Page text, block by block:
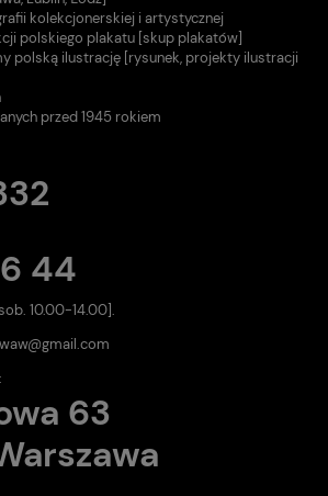
kolekcjonerskiej i artystycznej
polskiego plakatu [skup plakatów]
polską ilustrację [rysunek, projekty ilustracji
przed 1945 rokiem
44
10.00-14.00].
63